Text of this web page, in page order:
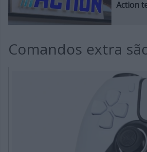
Action
Comandos extra